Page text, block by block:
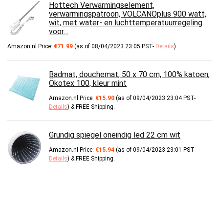
Hottech Verwarmingselement,
verwarmingspatroon, VOLCANOplus 900 watt,
wit, met water- en luchttemperatuurregeling
voor…
Amazon.nl Price: €71.99 (as of 08/04/2023 23:05 PST- Details)
Badmat, douchemat, 50 x 70 cm, 100% katoen,
Ökotex 100, kleur mint
Amazon.nl Price: €15.90 (as of 09/04/2023 23:04 PST-
Details) & FREE Shipping.
Grundig spiegel oneindig led 22 cm wit
Amazon.nl Price: €15.94 (as of 09/04/2023 23:01 PST-
Details) & FREE Shipping.